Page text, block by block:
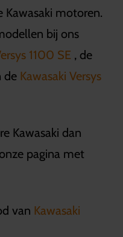
Kawasaki motoren.
bij ons
1100 SE , de
de Kawasaki Versys
Kawasaki dan
pagina met
van Kawasaki